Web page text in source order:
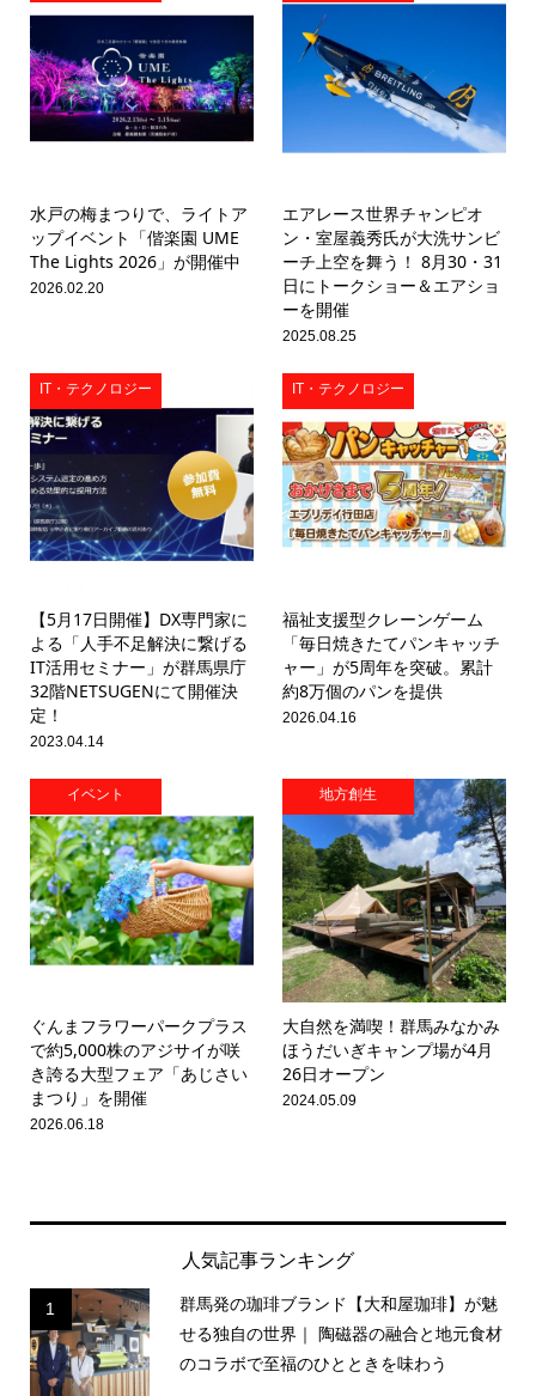
水戸の梅まつりで、ライトア
ップイベント「偕楽園 UME
The Lights 2026」が開催中
2026.02.20
エアレース世界チャンピオ
ン・室屋義秀氏が大洗サンビ
ーチ上空を舞う！ 8月30・31
日にトークショー＆エアショ
ーを開催
2025.08.25
IT・テクノロジー
【5月17日開催】DX専門家に
よる「人手不足解決に繋げる
IT活用セミナー」が群馬県庁
32階NETSUGENにて開催決
定！
2023.04.14
IT・テクノロジー
福祉支援型クレーンゲーム
「毎日焼きたてパンキャッチ
ャー」が5周年を突破。累計
約8万個のパンを提供
2026.04.16
イベント
ぐんまフラワーパークプラス
で約5,000株のアジサイが咲
き誇る大型フェア「あじさい
まつり」を開催
2026.06.18
地方創生
大自然を満喫！群馬みなかみ
ほうだいぎキャンプ場が4月
26日オープン
2024.05.09
人気記事ランキング
1
群馬発の珈琲ブランド【大和屋珈琲】が魅
せる独自の世界｜ 陶磁器の融合と地元食材
のコラボで至福のひとときを味わう